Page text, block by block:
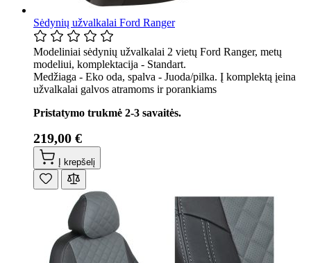
Sėdynių užvalkalai Ford Ranger
Modeliniai sėdynių užvalkalai 2 vietų Ford Ranger, metų
modeliui, komplektacija - Standart.
Medžiaga - Eko oda, spalva - Juoda/pilka. Į komplektą įeina
užvalkalai galvos atramoms ir porankiams
Pristatymo trukmė 2-3 savaitės.
219,00 €
Į krepšelį